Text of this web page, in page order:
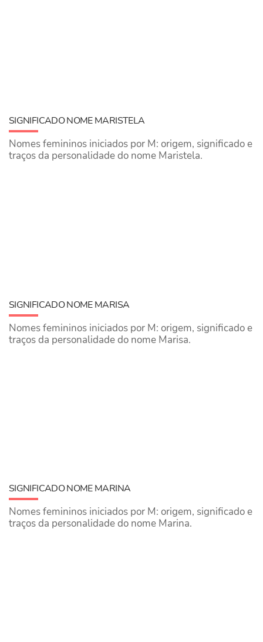
SIGNIFICADO NOME MARISTELA
Nomes femininos iniciados por M: origem, significado e
traços da personalidade do nome Maristela.
SIGNIFICADO NOME MARISA
Nomes femininos iniciados por M: origem, significado e
traços da personalidade do nome Marisa.
SIGNIFICADO NOME MARINA
Nomes femininos iniciados por M: origem, significado e
traços da personalidade do nome Marina.